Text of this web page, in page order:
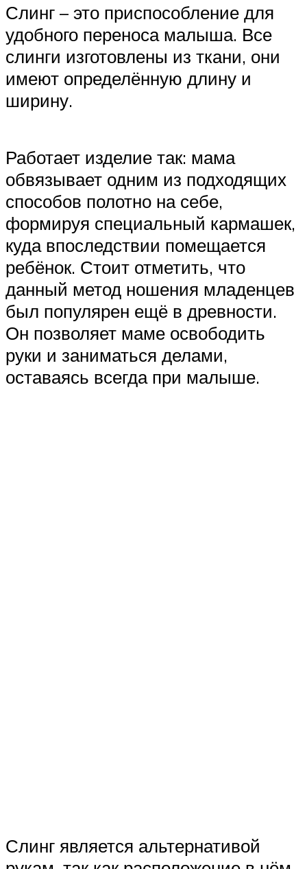
Слинг – это приспособление для
удобного переноса малыша. Все
слинги изготовлены из ткани, они
имеют определённую длину и
ширину.
Работает изделие так: мама
обвязывает одним из подходящих
способов полотно на себе,
формируя специальный кармашек,
куда впоследствии помещается
ребёнок. Стоит отметить, что
данный метод ношения младенцев
был популярен ещё в древности.
Он позволяет маме освободить
руки и заниматься делами,
оставаясь всегда при малыше.
Слинг является альтернативой